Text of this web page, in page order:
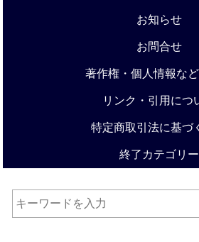
お知らせ
お問合せ
著作権・個人情報な
リンク・引用につ
特定商取引法に基づ
終了カテゴリー